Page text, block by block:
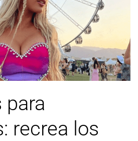
para
recrea los